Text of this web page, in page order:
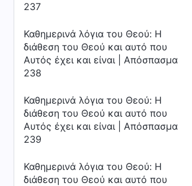
237
Καθημερινά λόγια του Θεού: Η
διάθεση του Θεού και αυτό που
Αυτός έχει και είναι | Απόσπασμα
238
Καθημερινά λόγια του Θεού: Η
διάθεση του Θεού και αυτό που
Αυτός έχει και είναι | Απόσπασμα
239
Καθημερινά λόγια του Θεού: Η
διάθεση του Θεού και αυτό που